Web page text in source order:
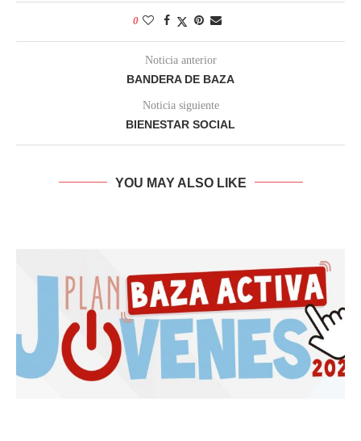
0
Noticia anterior
BANDERA DE BAZA
Noticia siguiente
BIENESTAR SOCIAL
YOU MAY ALSO LIKE